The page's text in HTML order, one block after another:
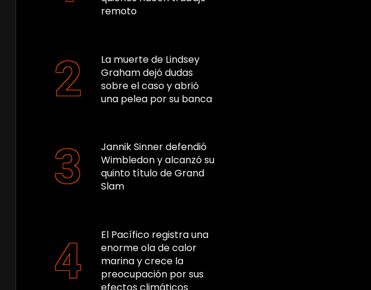
remoto
La muerte de Lindsey
Graham dejó dudas
sobre el caso y abrió
una pelea por su banca
Jannik Sinner defendió
Wimbledon y alcanzó su
quinto título de Grand
Slam
El Pacífico registra una
enorme ola de calor
marina y crece la
preocupación por sus
efectos climáticos